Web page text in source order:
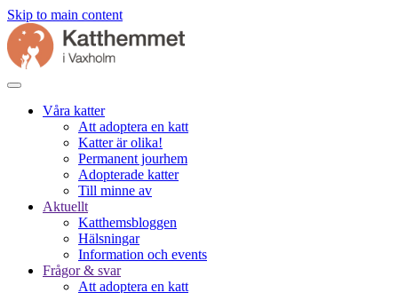
Skip to main content
Våra katter
Att adoptera en katt
Katter är olika!
Permanent jourhem
Adopterade katter
Till minne av
Aktuellt
Katthemsbloggen
Hälsningar
Information och events
Frågor & svar
Att adoptera en katt